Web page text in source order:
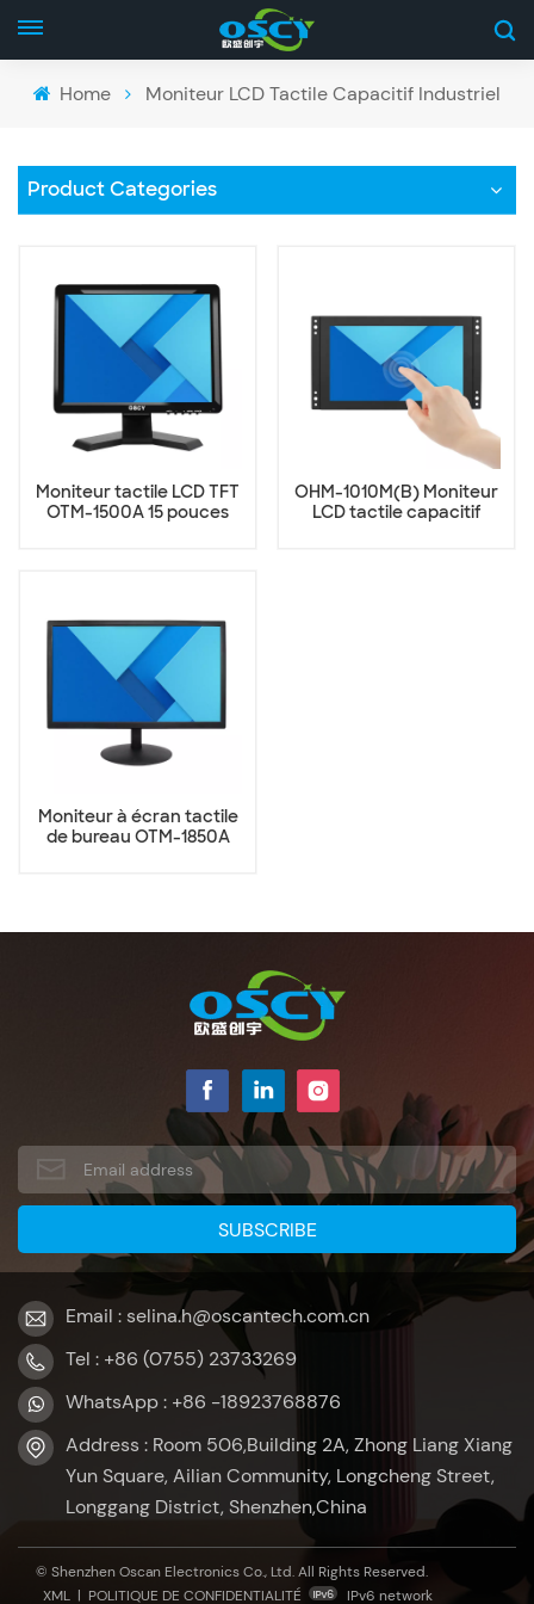
Home Moniteur LCD Tactile Capacitif Industriel
Product Categories
Moniteur tactile LCD TFT
OTM-1500A 15 pouces
OHM-1010M(B) Moniteur
LCD tactile capacitif
Moniteur à écran tactile
de bureau OTM-1850A
Email : selina.h@oscantech.com.cn
Tel : +86 (0755) 23733269
WhatsApp : +86 -18923768876
Address : Room 506,Building 2A, Zhong Liang Xiang
Yun Square, Ailian Community, Longcheng Street,
Longgang District, Shenzhen,China
© Shenzhen Oscan Electronics Co., Ltd. All Rights Reserved.
XML | POLITIQUE DE CONFIDENTIALITÉ IPv6 network